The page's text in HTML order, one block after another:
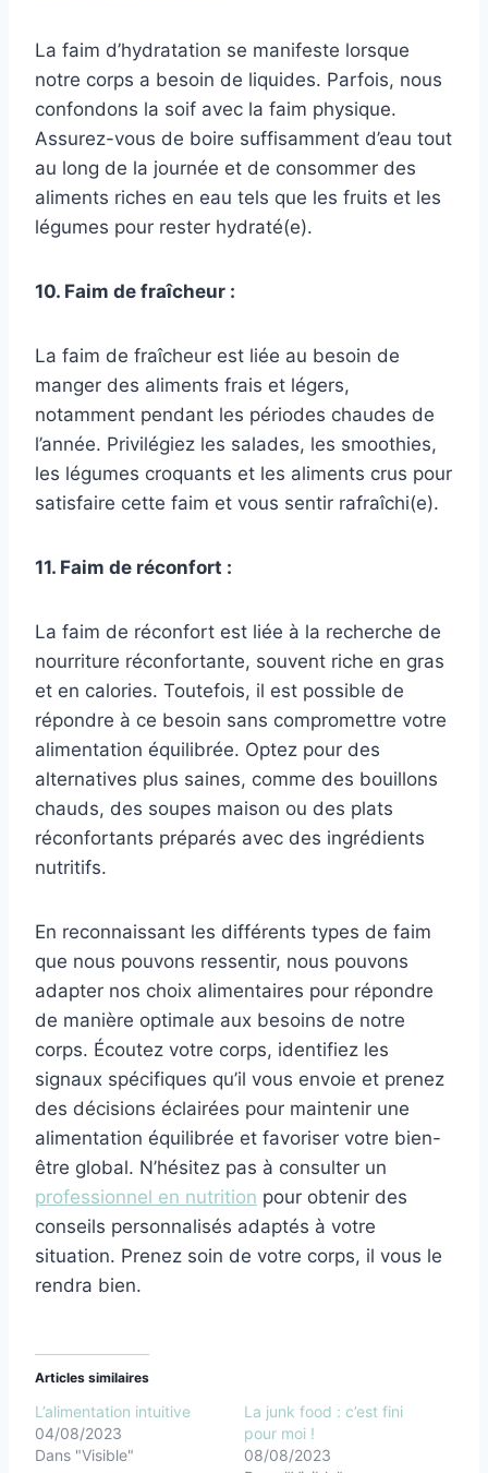
La faim d’hydratation se manifeste lorsque
notre corps a besoin de liquides. Parfois, nous
confondons la soif avec la faim physique.
Assurez-vous de boire suffisamment d’eau tout
au long de la journée et de consommer des
aliments riches en eau tels que les fruits et les
légumes pour rester hydraté(e).
10. Faim de fraîcheur :
La faim de fraîcheur est liée au besoin de
manger des aliments frais et légers,
notamment pendant les périodes chaudes de
l’année. Privilégiez les salades, les smoothies,
les légumes croquants et les aliments crus pour
satisfaire cette faim et vous sentir rafraîchi(e).
11. Faim de réconfort :
La faim de réconfort est liée à la recherche de
nourriture réconfortante, souvent riche en gras
et en calories. Toutefois, il est possible de
répondre à ce besoin sans compromettre votre
alimentation équilibrée. Optez pour des
alternatives plus saines, comme des bouillons
chauds, des soupes maison ou des plats
réconfortants préparés avec des ingrédients
nutritifs.
En reconnaissant les différents types de faim
que nous pouvons ressentir, nous pouvons
adapter nos choix alimentaires pour répondre
de manière optimale aux besoins de notre
corps. Écoutez votre corps, identifiez les
signaux spécifiques qu’il vous envoie et prenez
des décisions éclairées pour maintenir une
alimentation équilibrée et favoriser votre bien-
être global. N’hésitez pas à consulter un
professionnel en nutrition pour obtenir des
conseils personnalisés adaptés à votre
situation. Prenez soin de votre corps, il vous le
rendra bien.
Articles similaires
L’alimentation intuitive
04/08/2023
Dans "Visible"
La junk food : c’est fini
pour moi !
08/08/2023